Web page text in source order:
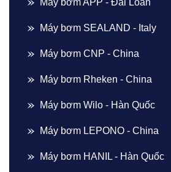
Máy bơm APP - Đài Loan
Máy bơm SEALAND - Italy
Máy bơm CNP - China
Máy bơm Rheken - China
Máy bơm Wilo - Hàn Quốc
Máy bơm LEPONO - China
Máy bơm HANIL - Hàn Quốc